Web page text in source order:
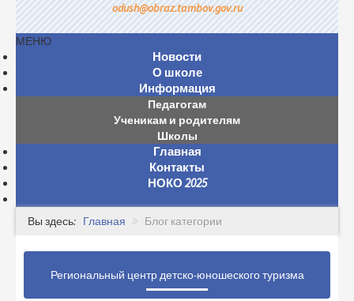
odush@obraz.tambov.gov.ru
МЕНЮ
Новости
О школе
Информация
Педагогам
Ученикам и родителям
Школы
Главная
Контакты
НОКО 2025
Вы здесь: Главная Блог категории
Региональный центр детско-юношеского туризма